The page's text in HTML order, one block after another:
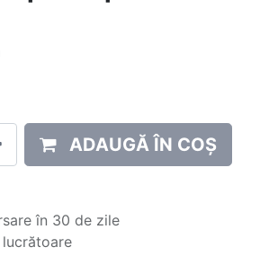
ADAUGĂ ÎN COȘ
în 30 de zile